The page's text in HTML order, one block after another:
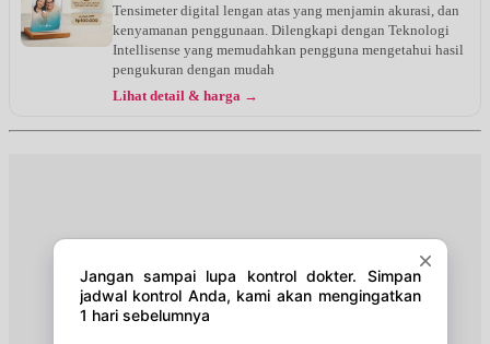
Minggu, 16/08/2026
Jam 11:00 - 12:00
Selasa, 18/08/2026
Kamis, 20/08/2026
Jam 17:00 - 18:00
Tensimeter digital lengan atas yang menjamin akurasi, dan
kenyamanan penggunaan. Dilengkapi dengan Teknologi
Intellisense yang memudahkan pengguna mengetahui hasil
pengukuran dengan mudah
Lihat detail & harga →